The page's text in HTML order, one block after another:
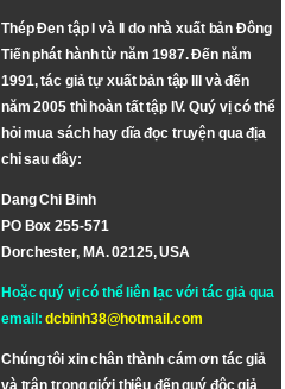
Thép Đen tập I và II do nhà xuất bản Đông
Tiến phát hành từ năm 1987. Đến năm
1991, tác giả tự xuất bản tập III và đến
năm 2005 thì hoàn tất tập IV. Quý vị có thể
hỏi mua sách hay dĩa đọc truyện qua địa
chỉ sau đây:
Dang Chi Binh
PO Box 255-571
Dorchester, MA. 02125, USA
Hoặc quý vị có thể liên lạc với tác giả qua
email:dcbinh38@hotmail.com
Chúng tôi xin chân thành cám ơn tác giả
và trân trọng giới thiệu đến quý độc giả